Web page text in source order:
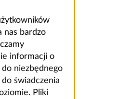
nas bardzo
informacji o
niezbędnego
świadczenia
Pliki